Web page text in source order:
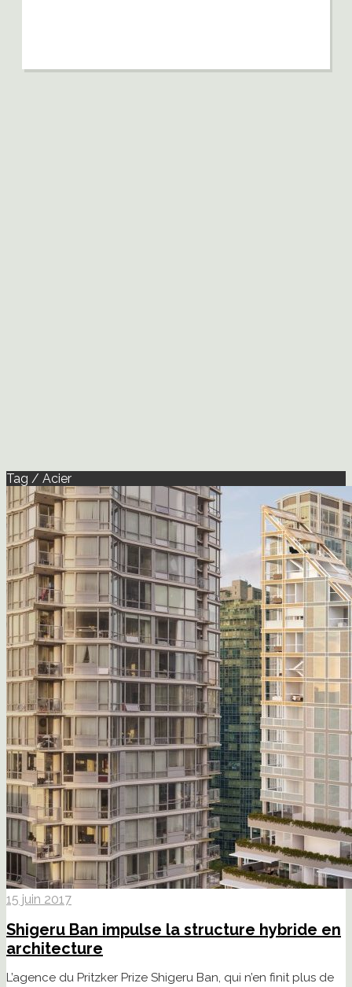
Tag / Acier
15 juin 2017
Shigeru Ban impulse la structure hybride en
architecture
L’agence du Pritzker Prize Shigeru Ban, qui n’en finit plus de